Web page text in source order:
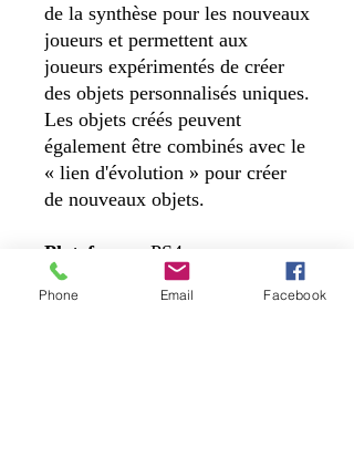
de la synthèse pour les nouveaux
joueurs et permettent aux
joueurs expérimentés de créer
des objets personnalisés uniques.
Les objets créés peuvent
également être combinés avec le
« lien d'évolution » pour créer
de nouveaux objets.
Plateforme:
PS4
Sortie
: 29/01/2021
Éditeur:
Koei Tecmo Europe
Phone Email Facebook